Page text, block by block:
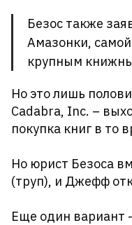
Безос также
Амазонки,
крупным
Но это лишь
Cadabra, Inc. –
покупка книг в то
Но юрист Безоса
(труп), и Джефф
Еще один вариант